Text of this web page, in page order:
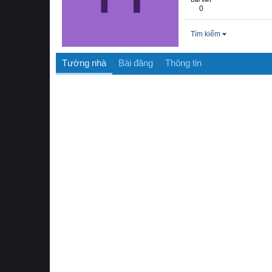
0
Tìm kiếm
Tường nhà Bài đăng Thông tin